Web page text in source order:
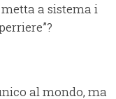
a sistema i
al mondo, ma